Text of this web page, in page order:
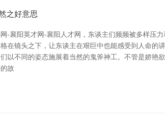
之好意思
-襄阳英才网-襄阳人才网，东谈主们频频被多样压
在镜头之下，让东谈主在艰巨中也能感受到人命
以不同的姿态施展着当然的鬼斧神工。不管是娇
故